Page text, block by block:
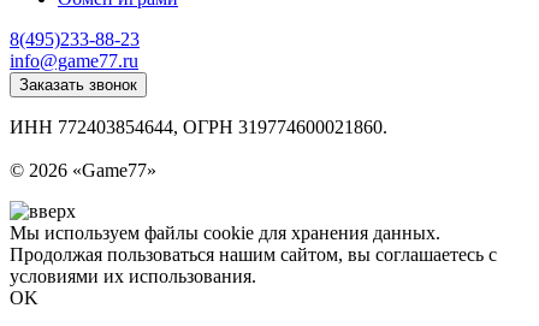
8(495)233-88-23
info@game77.ru
Заказать звонок
ИНН 772403854644, ОГРН 319774600021860.
© 2026 «Game77»
Мы используем файлы cookie для хранения данных.
Продолжая пользоваться нашим сайтом, вы соглашаетесь с
условиями их использования.
OK